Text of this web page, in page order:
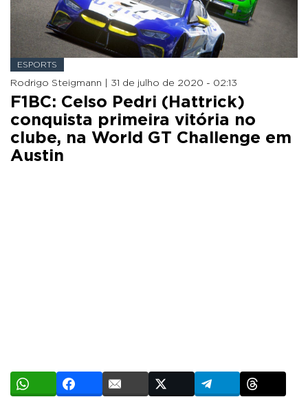
ESPORTS
Rodrigo Steigmann | 31 de julho de 2020 - 02:13
F1BC: Celso Pedri (Hattrick)
conquista primeira vitória no
clube, na World GT Challenge em
Austin